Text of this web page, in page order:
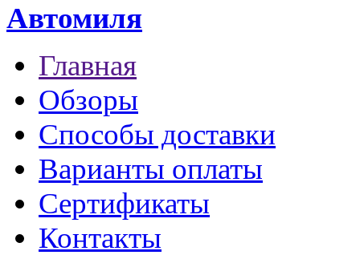
Автомиля
Главная
Обзоры
Способы доставки
Варианты оплаты
Сертификаты
Контакты